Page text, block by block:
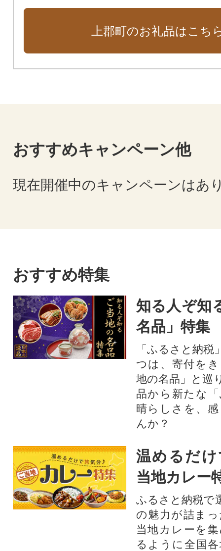
上郡町のお礼品はこち
おすすめキャンペーン他
現在開催中のキャンペーンはあ
おすすめ特集
知る人ぞ知
名品」特集
「ふるさと納
つは、寄付を
地の名品」と巡
品から新たな
晴らしさを、
んか？
温めるだ
当地カレー
ふるさと納税で
の魅力が詰ま
当地カレーを
るように全国